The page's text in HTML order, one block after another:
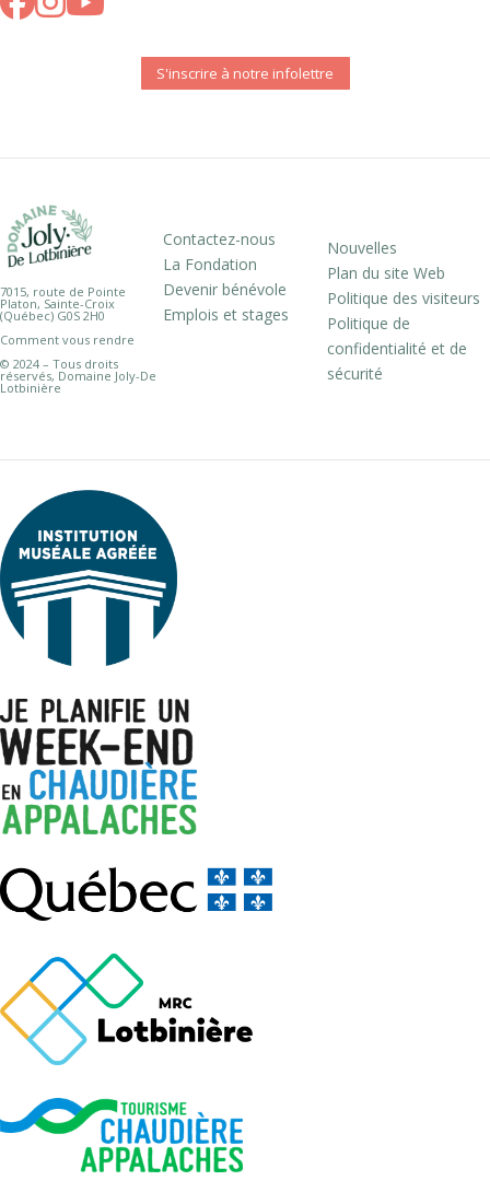
S'inscrire à notre infolettre
7015, route de Pointe
Platon, Sainte-Croix
(Québec) G0S 2H0
Comment vous rendre
© 2024 – Tous droits
réservés, Domaine Joly-De
Lotbinière
Contactez-nous
La Fondation
Devenir bénévole
Emplois et stages
Nouvelles
Plan du site Web
Politique des visiteurs
Politique de
confidentialité et de
sécurité